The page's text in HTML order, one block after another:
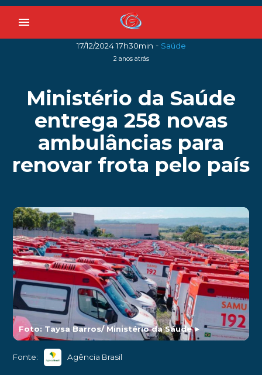
menu
17/12/2024 17h30min - Saúde
2 anos atrás
Ministério da Saúde
entrega 258 novas
ambulâncias para
renovar frota pelo país
Foto: Taysa Barros/ Ministério da Sáude►
Fonte: Agência Brasil